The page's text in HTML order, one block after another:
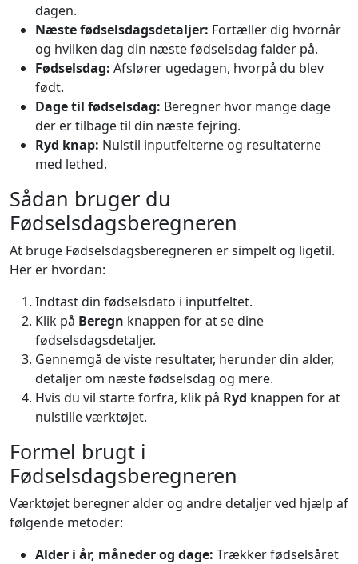
dagen.
Næste fødselsdagsdetaljer: Fortæller dig hvornår
og hvilken dag din næste fødselsdag falder på.
Fødselsdag: Afslører ugedagen, hvorpå du blev
født.
Dage til fødselsdag: Beregner hvor mange dage
der er tilbage til din næste fejring.
Ryd knap: Nulstil inputfelterne og resultaterne
med lethed.
Sådan bruger du
Fødselsdagsberegneren
At bruge Fødselsdagsberegneren er simpelt og ligetil.
Her er hvordan:
Indtast din fødselsdato i inputfeltet.
Klik på Beregn knappen for at se dine
fødselsdagsdetaljer.
Gennemgå de viste resultater, herunder din alder,
detaljer om næste fødselsdag og mere.
Hvis du vil starte forfra, klik på Ryd knappen for at
nulstille værktøjet.
Formel brugt i
Fødselsdagsberegneren
Værktøjet beregner alder og andre detaljer ved hjælp af
følgende metoder:
Alder i år, måneder og dage: Trækker fødselsåret